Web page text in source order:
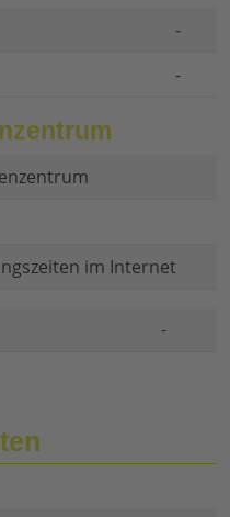
-
-
im Internet
-